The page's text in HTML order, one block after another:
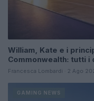
William, Kate e i
Commonwealth: tutti i
Francesca Lombardi · 2 Ago
GAMING NEWS